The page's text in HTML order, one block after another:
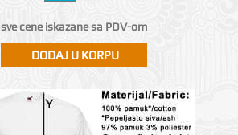
sve cene iskazane sa PDV-om